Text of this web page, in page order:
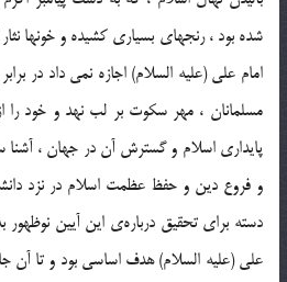
شده بود ، رنجهاي بسياري كشيده و خونها
امام علي (علیه السلام) اجازه نمي داد در
مسلمانان ، مهر سكوت بر لب نهد و خود را
پايداري اسلام و گسترش آن در جهان ،
و فروع دين و حفظ عظمت اسلام در نزد
دسته براي تحقيق درباره‌ي ‌اين آيين نوظهور
علي (علیه السلام) هدف اساسي بود و تا آن